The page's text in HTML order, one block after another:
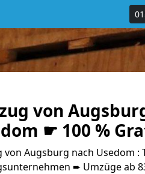
von
☛ 100 %
von Augsburg nach Usedom :
➨ Umzüge ab